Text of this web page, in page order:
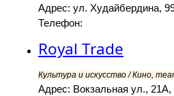
Адрес: ул. Худайбердина,
Телефон:
Royal Trade
Культура и искусство / Кино,
Адрес: Вокзальная ул.,